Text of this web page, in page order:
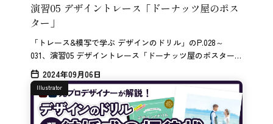
演習05 デザイントレース「ドーナッツ屋のポス
ター」
「トレース&模写で学ぶ デザインのドリル」のP.028～
031、演習05 デザイントレース「ドーナッツ屋のポスター」
のトレース解説です。
2024年09月06日
Illustrator